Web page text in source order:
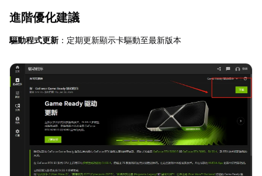
進階優化建議
驅動程式更新 ：定期更新顯示卡驅動至最新版本